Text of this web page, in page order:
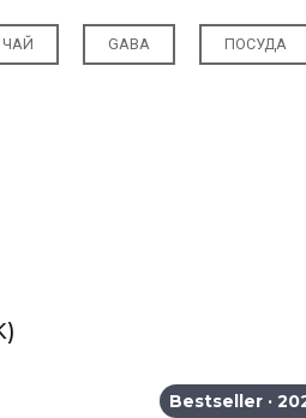
ЧАЙ GABA ПОСУДА
Bestseller ·